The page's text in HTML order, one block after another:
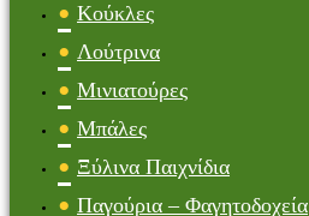
Κούκλες
Λούτρινα
Μινιατούρες
Μπάλες
Ξύλινα Παιχνίδια
Παγούρια – Φαγητοδοχεία